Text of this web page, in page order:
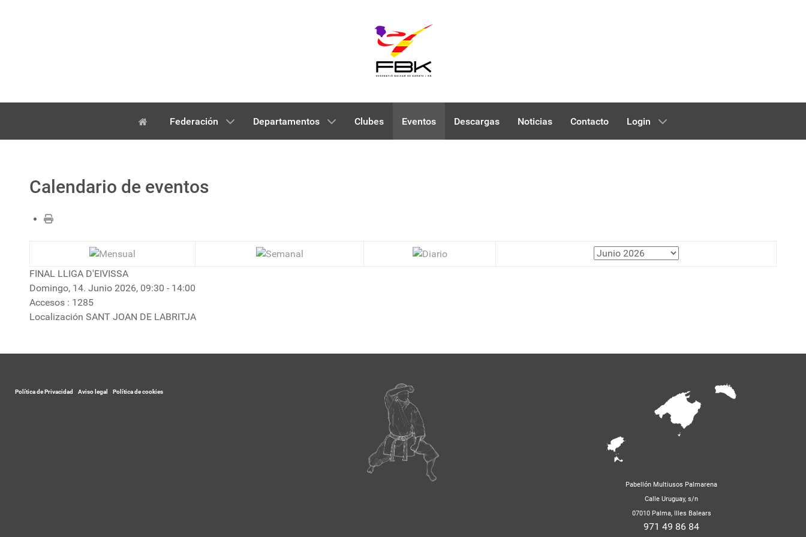
Federación Departamentos Clubes Eventos Descargas Noticias Contacto Login
Calendario de eventos
FINAL LLIGA D'EIVISSA
Domingo, 14. Junio 2026, 09:30 - 14:00
Accesos : 1285
Localización SANT JOAN DE LABRITJA
Política de Privacidad Aviso legal Política de cookies
Pabellón Multiusos Palmarena
Calle Uruguay, s/n
07010 Palma, Illes Balears
971 49 86 84